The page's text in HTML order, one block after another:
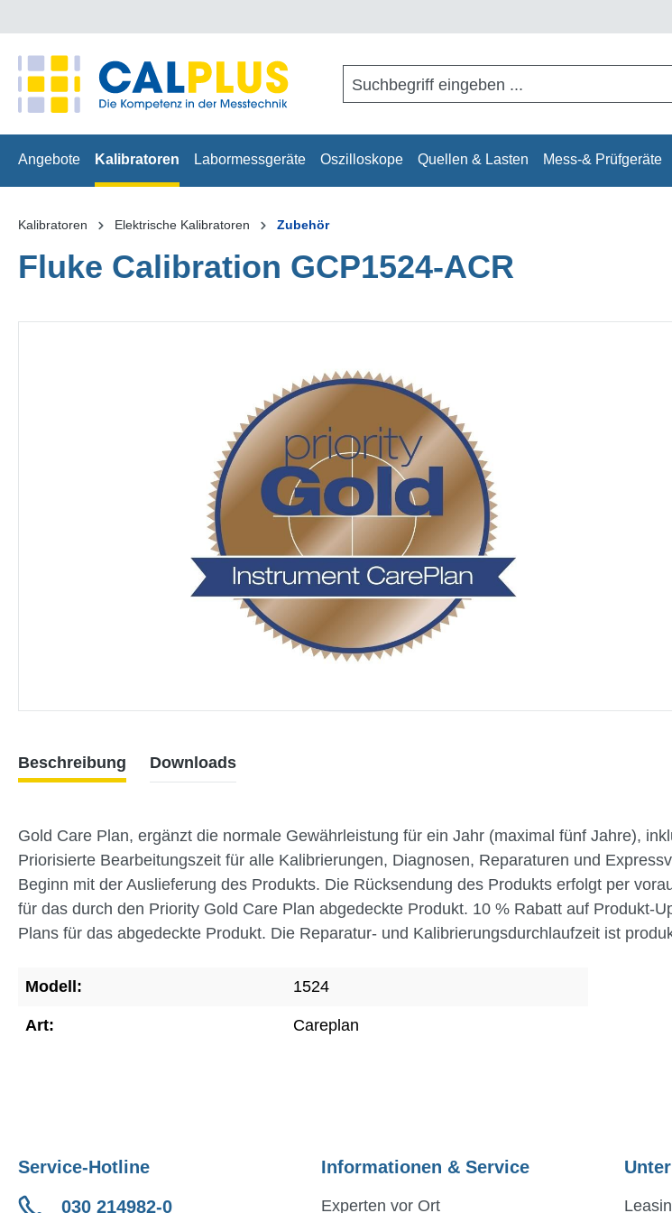
Angebote Kalibratoren Labormessgeräte Oszilloskope Quellen & Lasten Mess-& Prüfgeräte
Kalibratoren Elektrische Kalibratoren Zubehör
Fluke Calibration GCP1524-ACR
Beschreibung Downloads
Gold Care Plan, ergänzt die normale Gewährleistung für ein Jahr (maximal fünf Jahre),
Priorisierte Bearbeitungszeit für alle Kalibrierungen, Diagnosen, Reparaturen und
Beginn mit der Auslieferung des Produkts. Die Rücksendung des Produkts erfolgt per
für das durch den Priority Gold Care Plan abgedeckte Produkt. 10 % Rabatt auf Produkt-
Plans für das abgedeckte Produkt. Die Reparatur- und Kalibrierungsdurchlaufzeit ist
Modell: 1524
Art: Careplan
Service-Hotline
030 214982-0
Informationen & Service
Experten vor Ort